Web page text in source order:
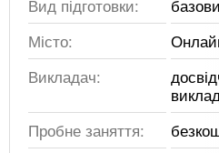
Вид підготовки:
Місто:
Викладач:
Пробне заняття: